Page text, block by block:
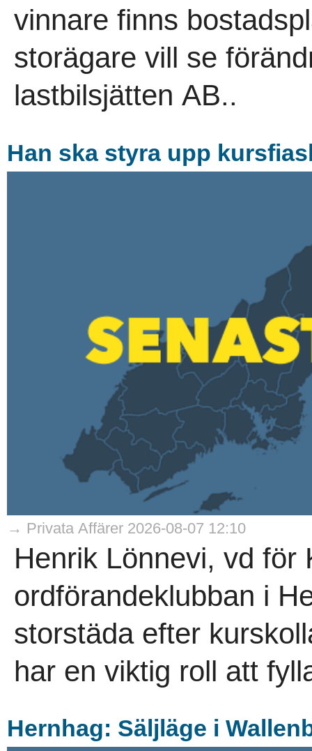
vinnare finns
storägare vill se
lastbilsjätten AB..
Han ska styra upp
→ Privata Affärer 2026-08-07 12:10
Henrik Lönnevi, vd för
ordförandeklubban i
storstäda efter
har en viktig roll att
Hernhag: Säljläge i